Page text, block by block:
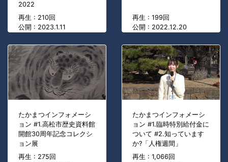
2022
再生 : 210回
公開 : 2023.1.11
再生 : 199回
公開 : 2022.12.20
たかまつインフォメーシ
ョン #1.高松市歴史資料館
開館30周年記念コレクシ
ョン展
再生 : 275回
たかまつインフォメーシ
ョン #1.臨時特別給付金に
ついて #2.知っています
か?「人権週間」
再生 : 1,066回